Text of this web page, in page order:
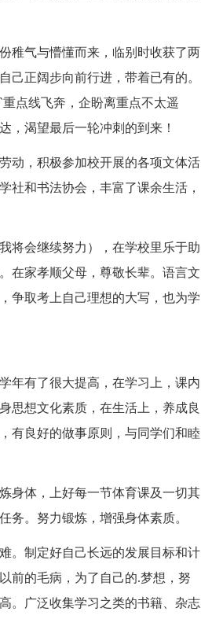
稚气与懵懂而来，临别时收获了两
己正阔步向前行进，带着已有的。
点线飞奔，企盼离重点不太遥
，渴望最后一轮冲刺的到来！
动，积极参加校开展的各项文体活
社和书法协会，丰富了课余生活，
将会继续努力），在学校里乐于助
在家孝顺父母，尊敬长辈。语言文
争取考上自己理想的大写，也为学
年有了很大提高，在学习上，课内
思想文化素质，在生活上，养成良
有良好的做事原则，与同学们和睦
身体，上好每一节体育课及一切其
务。努力锻炼，增强身体素质。
。制定好自己长远的发展目标和计
前的毛病，为了自己的.梦想，努
。广泛收集学习之类的书籍、杂志